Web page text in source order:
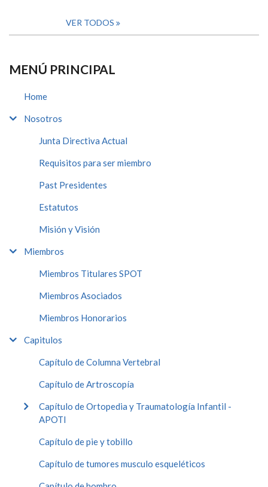
VER TODOS
MENÚ PRINCIPAL
Home
Nosotros
Junta Directiva Actual
Requisitos para ser miembro
Past Presidentes
Estatutos
Misión y Visión
Miembros
Miembros Titulares SPOT
Miembros Asociados
Miembros Honorarios
Capitulos
Capítulo de Columna Vertebral
Capítulo de Artroscopía
Capítulo de Ortopedia y Traumatología Infantil -
APOTI
Capítulo de pie y tobillo
Capítulo de tumores musculo esqueléticos